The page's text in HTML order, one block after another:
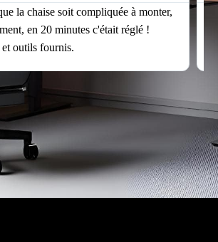
la chaise soit compliquée à monter,
en 20 minutes c'était réglé !
outils fournis.